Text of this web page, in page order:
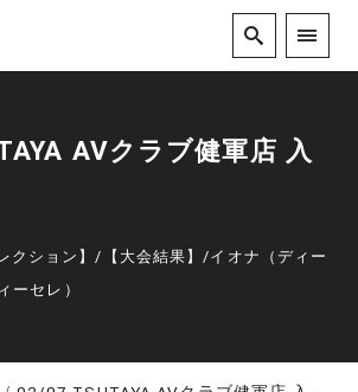
AVクラブ健軍店 入
クション】/ 【大会結果】/イオナ（ディー
ーセレ）